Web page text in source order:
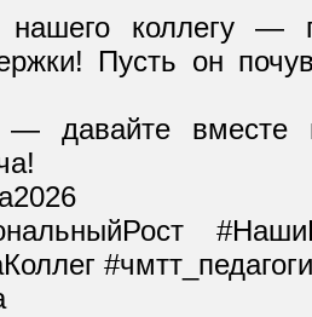
нашего коллегу —
Пусть он
давайте вместе
#чмтт_педагоги